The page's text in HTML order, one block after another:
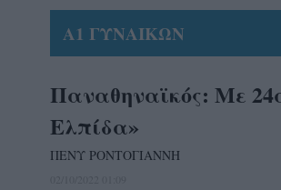
Α1 ΓΥΝΑΙΚΩΝ
Παναθηναϊκός: Με
Ελπίδα»
ΠΕΝΥ ΡΟΝΤΟΓΙΑΝΝΗ